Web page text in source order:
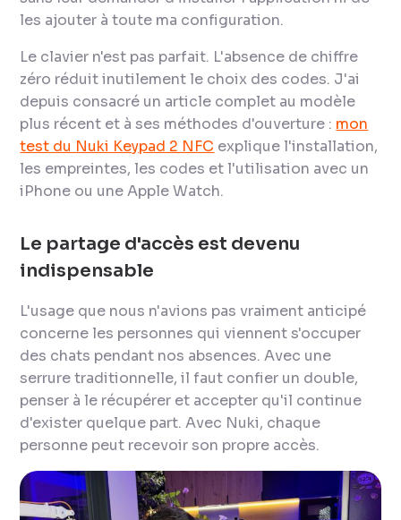
les ajouter à toute ma configuration.
Le clavier n'est pas parfait. L'absence de chiffre
zéro réduit inutilement le choix des codes. J'ai
depuis consacré un article complet au modèle
plus récent et à ses méthodes d'ouverture : mon
test du Nuki Keypad 2 NFC explique l'installation,
les empreintes, les codes et l'utilisation avec un
iPhone ou une Apple Watch.
Le partage d'accès est devenu
indispensable
L'usage que nous n'avions pas vraiment anticipé
concerne les personnes qui viennent s'occuper
des chats pendant nos absences. Avec une
serrure traditionnelle, il faut confier un double,
penser à le récupérer et accepter qu'il continue
d'exister quelque part. Avec Nuki, chaque
personne peut recevoir son propre accès.